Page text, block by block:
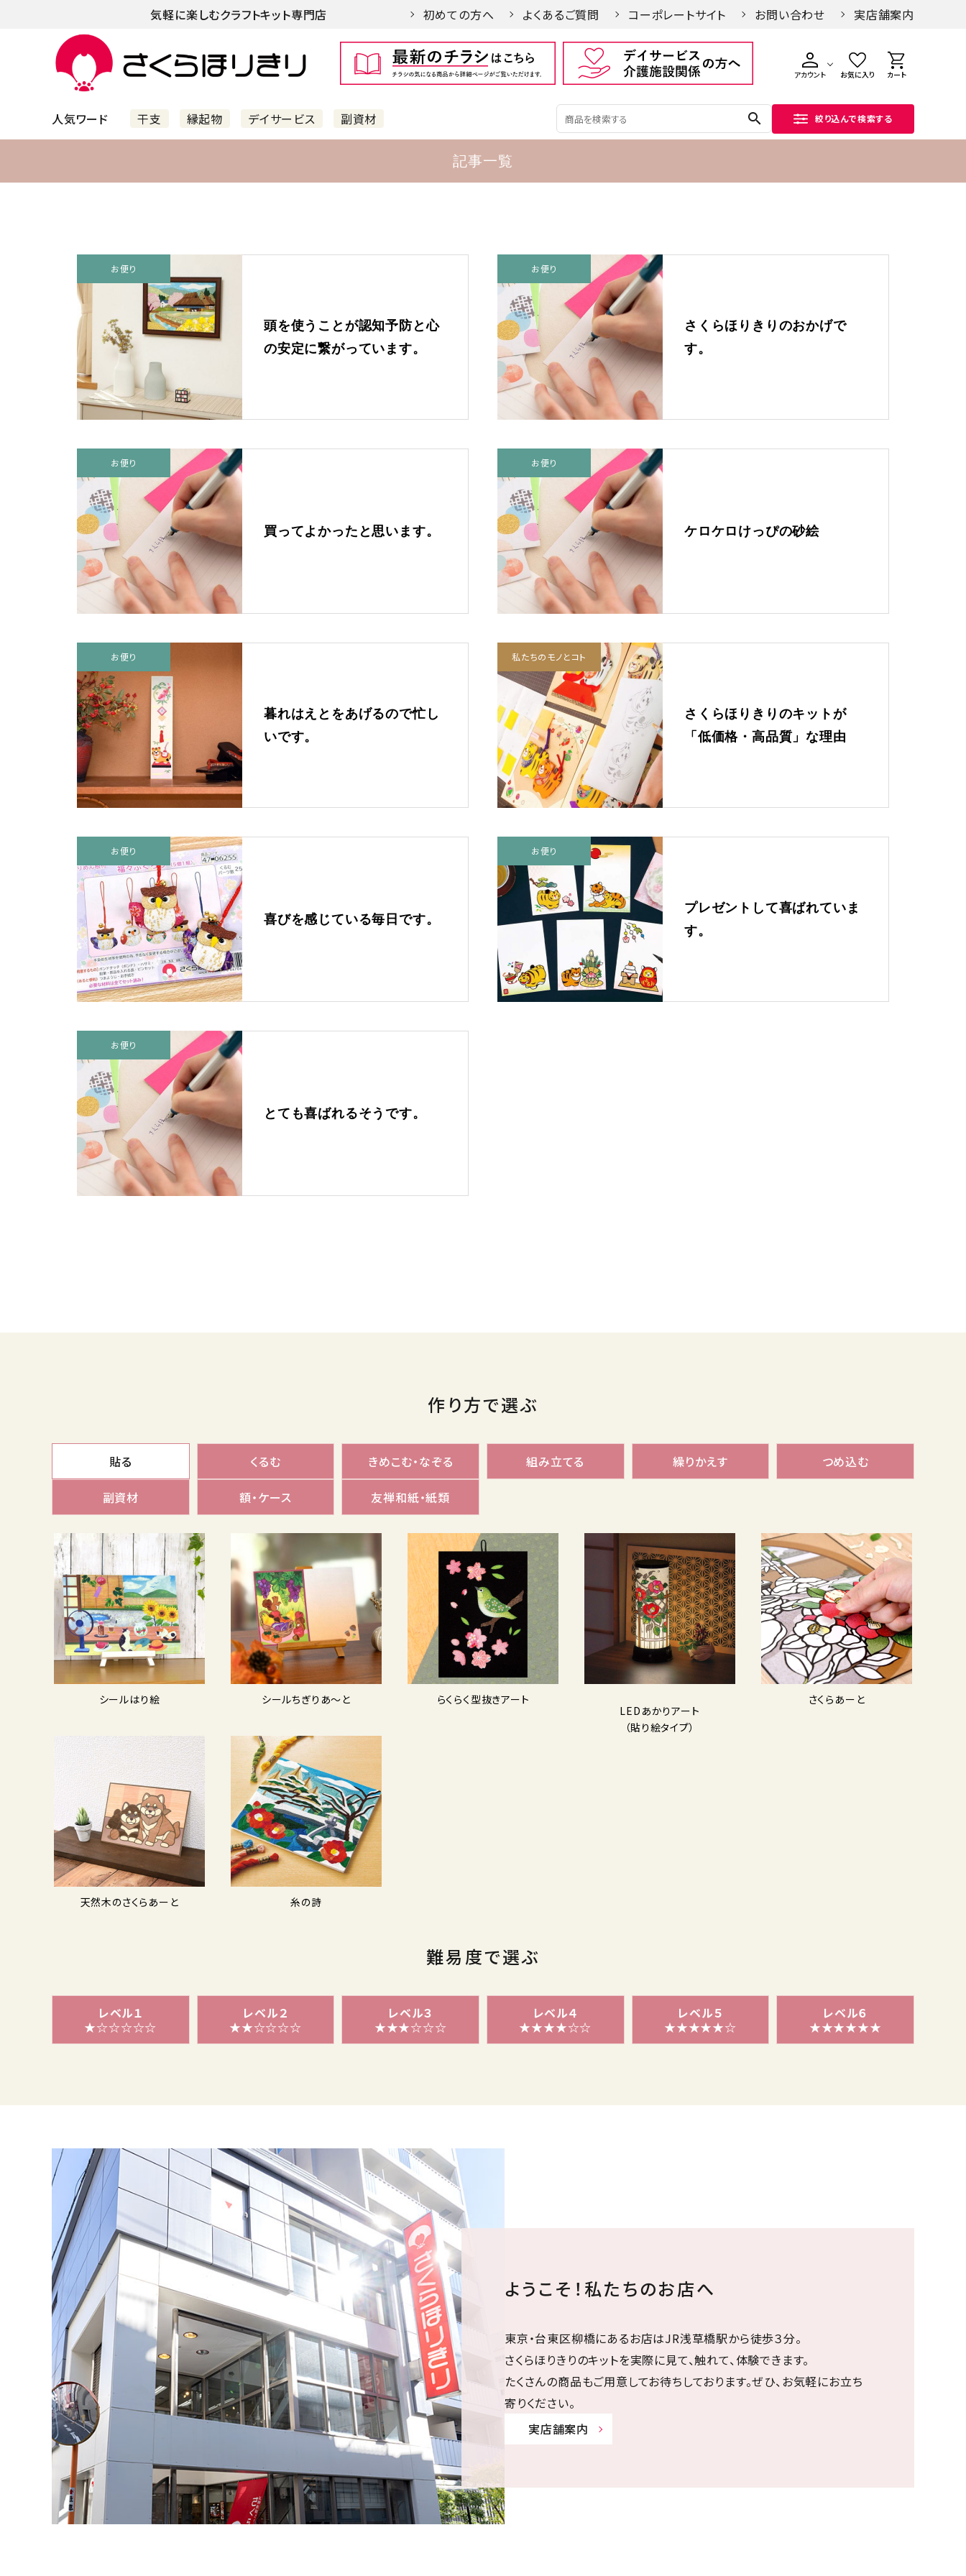
気軽に楽しむクラフトキット専門店 初めての方へ よくあるご質問 コーポレートサイト お問い合わせ 実店舗案内
アカウント お気に入り カート
人気ワード 干支 縁起物 デイサービス 副資材 search 絞り込んで検索する
こいのぼりの魅力。起源から色
の意味まで深堀り
端午の節句の準備をもっと手軽
に、もっと楽しく。
は？
最近の記事
娘の結婚式にきめこみパッチワ
ークを贈りました。
母の日を特別な一日に！苔のテ
ラリウムで感謝を伝えよう
ネモネ）
家族みんなで手作りのひな祭り
押絵をお店で体験、気に入りま
シリーズで選ぶ
さくらほりきりの商品について
シーンで選ぶ
レビューを見る
INFORMATION
初めての方へ
ショッピングガイド
よくあるご質問
コーポレートサイト
記事一覧
お便り
頭を使うことが認知予防と心
の安定に繋がっています。
お便り
さくらほりきりのおかげで
す。
お便り
買ってよかったと思います。
お便り
ケロケロけっぴの砂絵
お便り
暮れはえとをあげるので忙し
いです。
私たちのモノとコト
さくらほりきりのキットが
「低価格・高品質」な理由
お便り
喜びを感じている毎日です。
お便り
プレゼントして喜ばれていま
す。
お便り
とても喜ばれるそうです。
作り方で選ぶ
貼る くるむ きめこむ・なぞる 組み立てる 繰りかえす つめ込む
副資材 額・ケース 友禅和紙・紙類
シールはり絵 シールちぎりあ〜と
らくらく型抜きアート
LEDあかりアート
（貼り絵タイプ）
さくらあーと
天然木のさくらあーと 糸の詩
難易度で選ぶ
レベル１
★☆☆☆☆☆
レベル２
★★☆☆☆☆
レベル３
★★★☆☆☆
レベル４
★★★★☆☆
レベル５
★★★★★☆
レベル６
★★★★★★
ようこそ！私たちのお店へ
東京・台東区柳橋にあるお店はJR浅草橋駅から徒歩３分。
さくらほりきりのキットを実際に見て、触れて、体験できます。
たくさんの商品もご用意してお待ちしております。ぜひ、お気軽にお立ち
寄りください。
実店舗案内